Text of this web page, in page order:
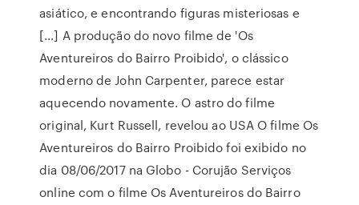
asiático, e encontrando figuras misteriosas e
[…] A produção do novo filme de 'Os
Aventureiros do Bairro Proibido', o clássico
moderno de John Carpenter, parece estar
aquecendo novamente. O astro do filme
original, Kurt Russell, revelou ao USA O filme Os
Aventureiros do Bairro Proibido foi exibido no
dia 08/06/2017 na Globo - Corujão Serviços
online com o filme Os Aventureiros do Bairro